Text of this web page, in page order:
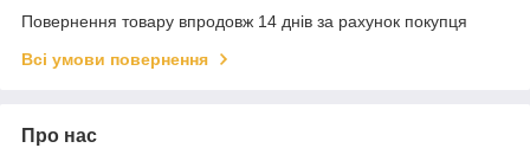
Повернення товару впродовж 14 днів за рахунок покупця
Всі умови повернення
Про нас